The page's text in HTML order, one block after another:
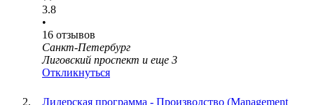
3.8
•
16 отзывов
Санкт-Петербург
Лиговский проспект и еще 3
Откликнуться
Лидерская программа - Производство (Management